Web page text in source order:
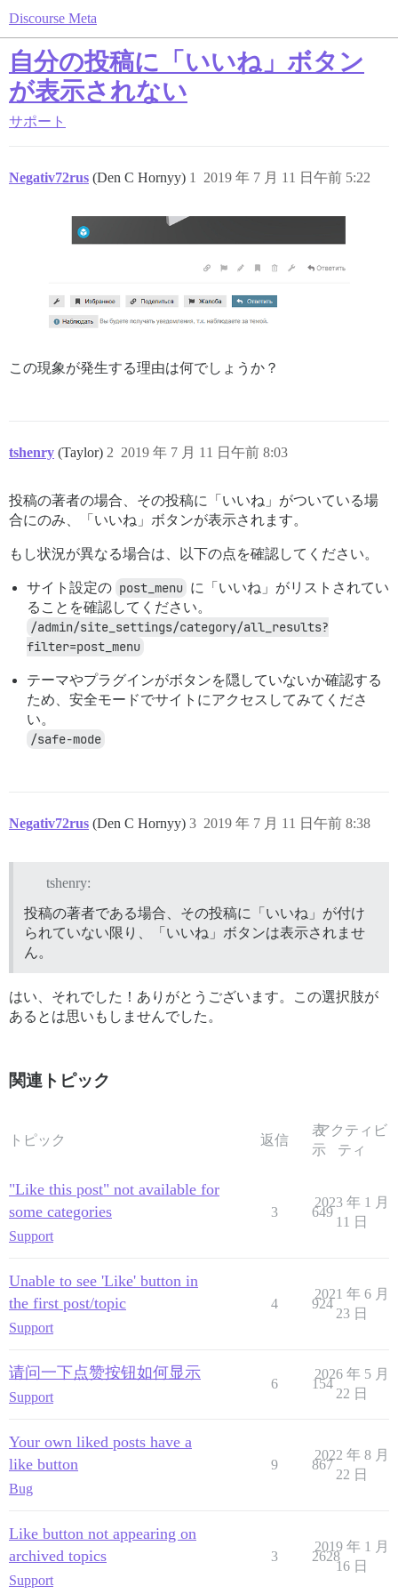
Discourse Meta
自分の投稿に「いいね」ボタン
が表示されない
サポート
Negativ72rus (Den C Hornyy) 2019 年 7 月 11 日午前 5:22
1
この現象が発生する理由は何でしょうか？
tshenry (Taylor) 2019 年 7 月 11 日午前 8:03
2
投稿の著者の場合、その投稿に「いいね」がついている場
合にのみ、「いいね」ボタンが表示されます。
もし状況が異なる場合は、以下の点を確認してください。
サイト設定の post_menu に「いいね」がリストされてい
ることを確認してください。
/admin/site_settings/category/all_results?
filter=post_menu
テーマやプラグインがボタンを隠していないか確認する
ため、安全モードでサイトにアクセスしてみてくださ
い。
/safe-mode
Negativ72rus (Den C Hornyy) 2019 年 7 月 11 日午前 8:38
3
tshenry:
投稿の著者である場合、その投稿に「いいね」が付け
られていない限り、「いいね」ボタンは表示されませ
ん。
はい、それでした！ありがとうございます。この選択肢が
あるとは思いもしませんでした。
関連トピック
トピック 返信
表
示
アクティビ
ティ
"Like this post" not available for
some categories
Support
3 649
2023 年 1 月
11 日
Unable to see 'Like' button in
the first post/topic
Support
4 924
2021 年 6 月
23 日
请问一下点赞按钮如何显示
Support
6 154
2026 年 5 月
22 日
Your own liked posts have a
like button
Bug
9 867
2022 年 8 月
22 日
Like button not appearing on
archived topics
Support
3 2628
2019 年 1 月
16 日